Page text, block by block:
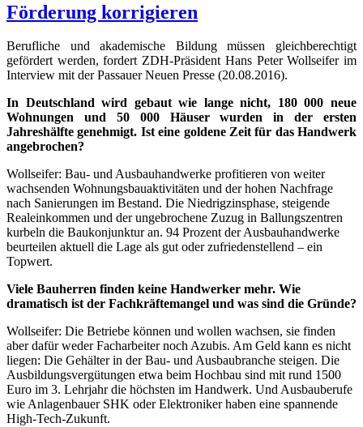
Förderung korrigieren
Berufliche und akademische Bildung müssen gleichberechtigt
gefördert werden, fordert ZDH-Präsident Hans Peter Wollseifer im
Interview mit der Passauer Neuen Presse (20.08.2016).
In Deutschland wird gebaut wie lange nicht, 180 000 neue
Wohnungen und 50 000 Häuser wurden in der ersten
Jahreshälfte genehmigt. Ist eine goldene Zeit für das Handwerk
angebrochen?
Wollseifer: Bau- und Ausbauhandwerke profitieren von weiter
wachsenden Wohnungsbauaktivitäten und der hohen Nachfrage
nach Sanierungen im Bestand. Die Niedrigzinsphase, steigende
Realeinkommen und der ungebrochene Zuzug in Ballungszentren
kurbeln die Baukonjunktur an. 94 Prozent der Ausbauhandwerke
beurteilen aktuell die Lage als gut oder zufriedenstellend – ein
Topwert.
Viele Bauherren finden keine Handwerker mehr. Wie
dramatisch ist der Fachkräftemangel und was sind die Gründe?
Wollseifer: Die Betriebe können und wollen wachsen, sie finden
aber dafür weder Facharbeiter noch Azubis. Am Geld kann es nicht
liegen: Die Gehälter in der Bau- und Ausbaubranche steigen. Die
Ausbildungsvergütungen etwa beim Hochbau sind mit rund 1500
Euro im 3. Lehrjahr die höchsten im Handwerk. Und Ausbauberufe
wie Anlagenbauer SHK oder Elektroniker haben eine spannende
High-Tech-Zukunft.